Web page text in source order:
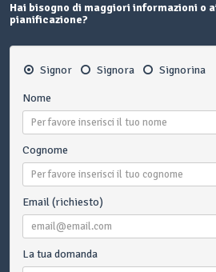
Hai bisogno di maggiori informazioni o
pianificazione?
Signor Signora Signorina
Nome
Cognome
Email (richiesto)
La tua domanda